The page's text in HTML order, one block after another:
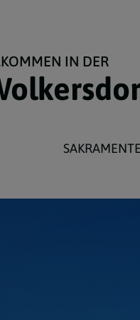
IN DER
SAKRAMENTE